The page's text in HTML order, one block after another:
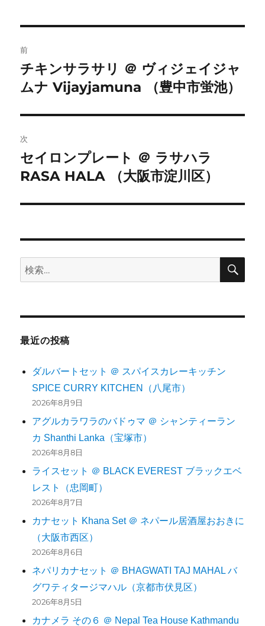
稿
ナ
ビ
ゲ
ー
ン
前
前
の
稿:
チキンサラサリ ＠ ヴィジェイジャ
ムナ Vijayjamuna （豊中市蛍池）
次
次
の
稿:
セイロンプレート ＠ ラサハラ
RASA HALA （大阪市淀川区）
検
索:
検
最近の投稿
ダルバートセット ＠ スパイスカレーキッチン
SPICE CURRY KITCHEN（八尾市）
2026年8月9日
アグルカラワラのバドゥマ ＠ シャンティーラン
カ Shanthi Lanka（宝塚市）
2026年8月8日
ライスセット ＠ BLACK EVEREST ブラックエベ
レスト（忠岡町）
2026年8月7日
カナセット Khana Set ＠ ネパール居酒屋おおきに
（大阪市西区）
2026年8月6日
ネパリカナセット ＠ BHAGWATI TAJ MAHAL バ
グワティタージマハル（京都市伏見区）
2026年8月5日
カナメラ その６ ＠ Nepal Tea House Kathmandu